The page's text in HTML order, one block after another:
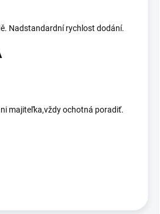
Nadstandardní rychlost dodání.
majiteľka,vždy ochotná poradiť.